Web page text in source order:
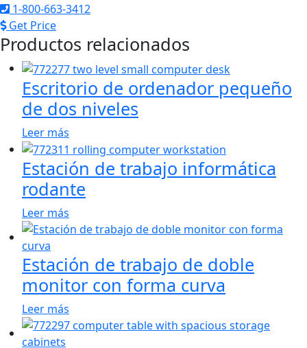
1-800-663-3412
Get Price
Productos relacionados
Escritorio de ordenador pequeño
de dos niveles
Leer más
Estación de trabajo informática
rodante
Leer más
Estación de trabajo de doble
monitor con forma curva
Leer más